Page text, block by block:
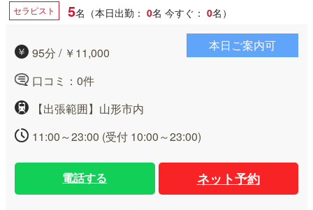
セラピスト 5名（本日出勤： 0名 今すぐ： 0名）
95分 / ￥11,000
口コミ：0件
【出張範囲】山形市内
11:00～23:00 (受付 10:00～23:00)
本日ご案内可
電話する ネット予約